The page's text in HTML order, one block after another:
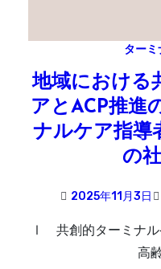
ター
地域における
アとACP推
ナルケア指導
の
2025年11月3日
Ⅰ 共創的ターミナルケアの理念と社会的要請 少子
高